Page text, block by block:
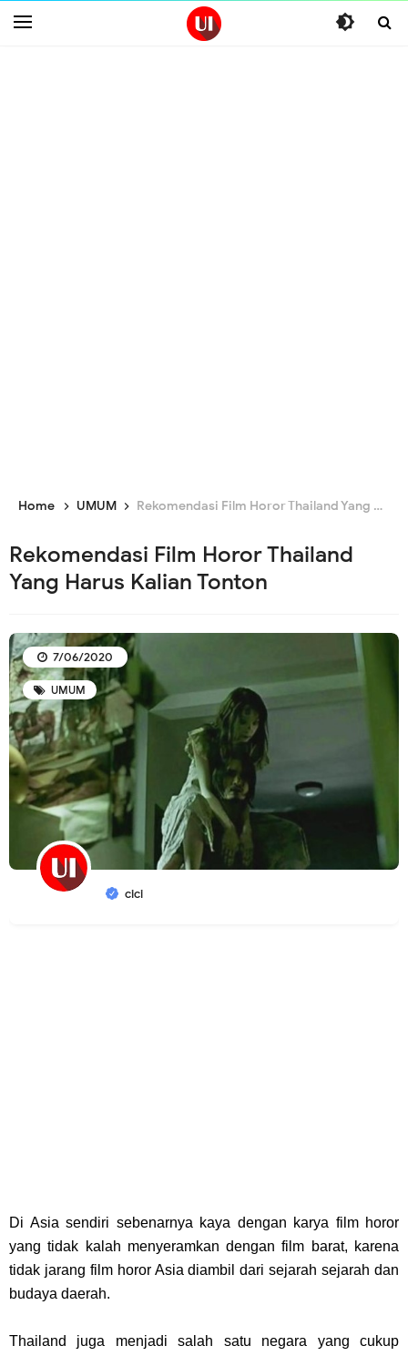
Home UMUM Rekomendasi Film Horor Thailand Yang Harus Kalian Tonton
Rekomendasi Film Horor Thailand
Yang Harus Kalian Tonton
UMUM
cici
7/06/2020
Di Asia sendiri sebenarnya kaya dengan karya film horor
yang tidak kalah menyeramkan dengan film barat, karena
tidak jarang film horor Asia diambil dari sejarah sejarah dan
budaya daerah.
Thailand juga menjadi salah satu negara yang cukup